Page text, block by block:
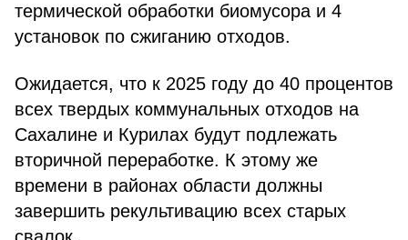
термической обработки биомусора и 4
установок по сжиганию отходов.
Ожидается, что к 2025 году до 40 процентов
всех твердых коммунальных отходов на
Сахалине и Курилах будут подлежать
вторичной переработке. К этому же
времени в районах области должны
завершить рекультивацию всех старых